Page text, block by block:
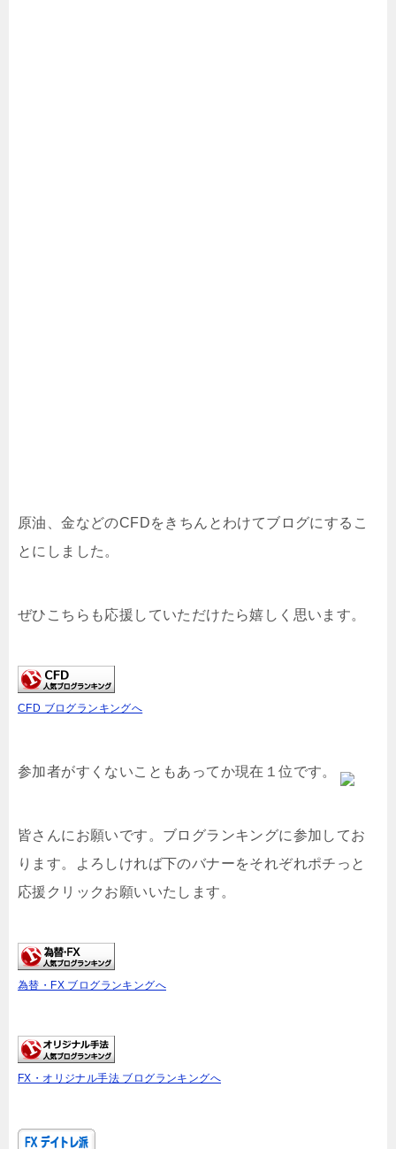
原油、金などのCFDをきちんとわけてブログにするこ
とにしました。
ぜひこちらも応援していただけたら嬉しく思います。
CFD ブログランキングへ
参加者がすくないこともあってか現在１位です。
皆さんにお願いです。ブログランキングに参加してお
ります。よろしければ下のバナーをそれぞれポチっと
応援クリックお願いいたします。
為替・FX ブログランキングへ
FX・オリジナル手法 ブログランキングへ